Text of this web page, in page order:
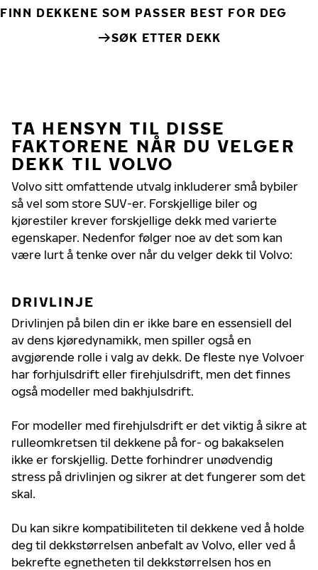
FINN DEKKENE SOM PASSER BEST FOR DEG
SØK ETTER DEKK
TA HENSYN TIL DISSE
FAKTORENE NÅR DU VELGER
DEKK TIL VOLVO
Volvo sitt omfattende utvalg inkluderer små bybiler
så vel som store SUV-er. Forskjellige biler og
kjørestiler krever forskjellige dekk med varierte
egenskaper. Nedenfor følger noe av det som kan
være lurt å tenke over når du velger dekk til Volvo:
DRIVLINJE
Drivlinjen på bilen din er ikke bare en essensiell del
av dens kjøredynamikk, men spiller også en
avgjørende rolle i valg av dekk. De fleste nye Volvoer
har forhjulsdrift eller firehjulsdrift, men det finnes
også modeller med bakhjulsdrift.
For modeller med firehjulsdrift er det viktig å sikre at
rulleomkretsen til dekkene på for- og bakakselen
ikke er forskjellig. Dette forhindrer unødvendig
stress på drivlinjen og sikrer at det fungerer som det
skal.
Du kan sikre kompatibiliteten til dekkene ved å holde
deg til dekkstørrelsen anbefalt av Volvo, eller ved å
bekrefte egnetheten til dekkstørrelsen hos en